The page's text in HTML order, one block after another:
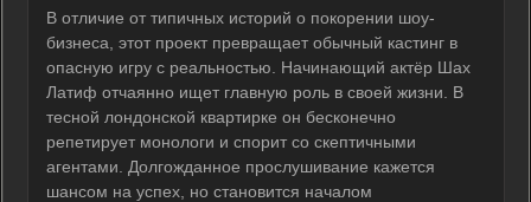
В отличие от типичных историй о покорении шоу-
бизнеса, этот проект превращает обычный кастинг в
опасную игру с реальностью. Начинающий актёр Шах
Латиф отчаянно ищет главную роль в своей жизни. В
тесной лондонской квартирке он бесконечно
репетирует монологи и спорит со скептичными
агентами. Долгожданное прослушивание кажется
шансом на успех, но становится началом